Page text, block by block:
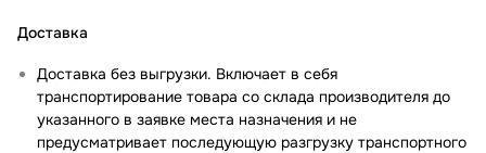
Доставка
Доставка без выгрузки. Включает в себя
транспортирование товара со склада производителя до
указанного в заявке места назначения и не
предусматривает последующую разгрузку транспортного